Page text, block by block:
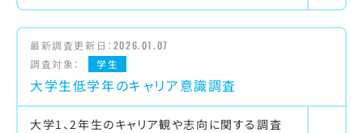
最新調査更新日： 2026.01.07
調査対象：
学生
大学生低学年のキャリア意識調査
大学1、2年生のキャリア観や志向に関する調査